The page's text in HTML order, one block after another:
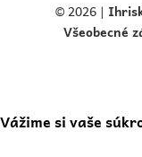
© 2026 |
Všeobecné
Vážime si vaše